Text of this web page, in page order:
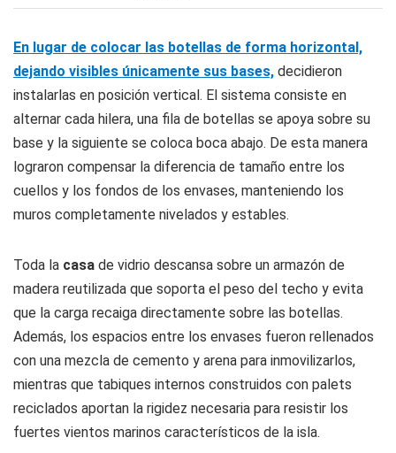
En lugar de colocar las botellas de forma horizontal,
dejando visibles únicamente sus bases, decidieron
instalarlas en posición vertical. El sistema consiste en
alternar cada hilera, una fila de botellas se apoya sobre su
base y la siguiente se coloca boca abajo. De esta manera
lograron compensar la diferencia de tamaño entre los
cuellos y los fondos de los envases, manteniendo los
muros completamente nivelados y estables.
Toda la casa de vidrio descansa sobre un armazón de
madera reutilizada que soporta el peso del techo y evita
que la carga recaiga directamente sobre las botellas.
Además, los espacios entre los envases fueron rellenados
con una mezcla de cemento y arena para inmovilizarlos,
mientras que tabiques internos construidos con palets
reciclados aportan la rigidez necesaria para resistir los
fuertes vientos marinos característicos de la isla.